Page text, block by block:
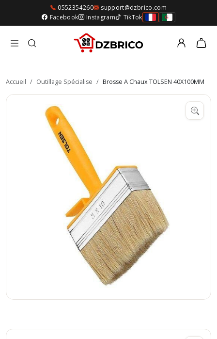
0552354260
support@dzbrico.com
Facebook
Instagram TikTok
Accueil / Outillage Spécialise / Brosse A Chaux TOLSEN 40X100MM